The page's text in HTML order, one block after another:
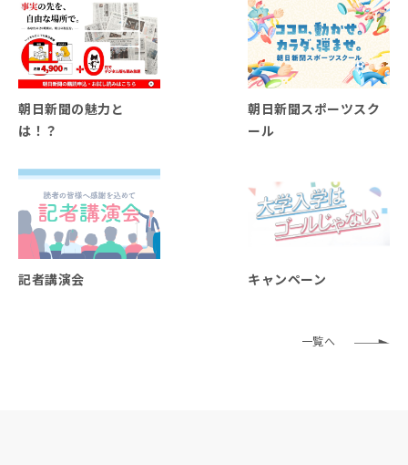
朝日新聞の魅力と
は！？
朝日新聞スポーツスク
ール
記者講演会 キャンペーン
一覧へ